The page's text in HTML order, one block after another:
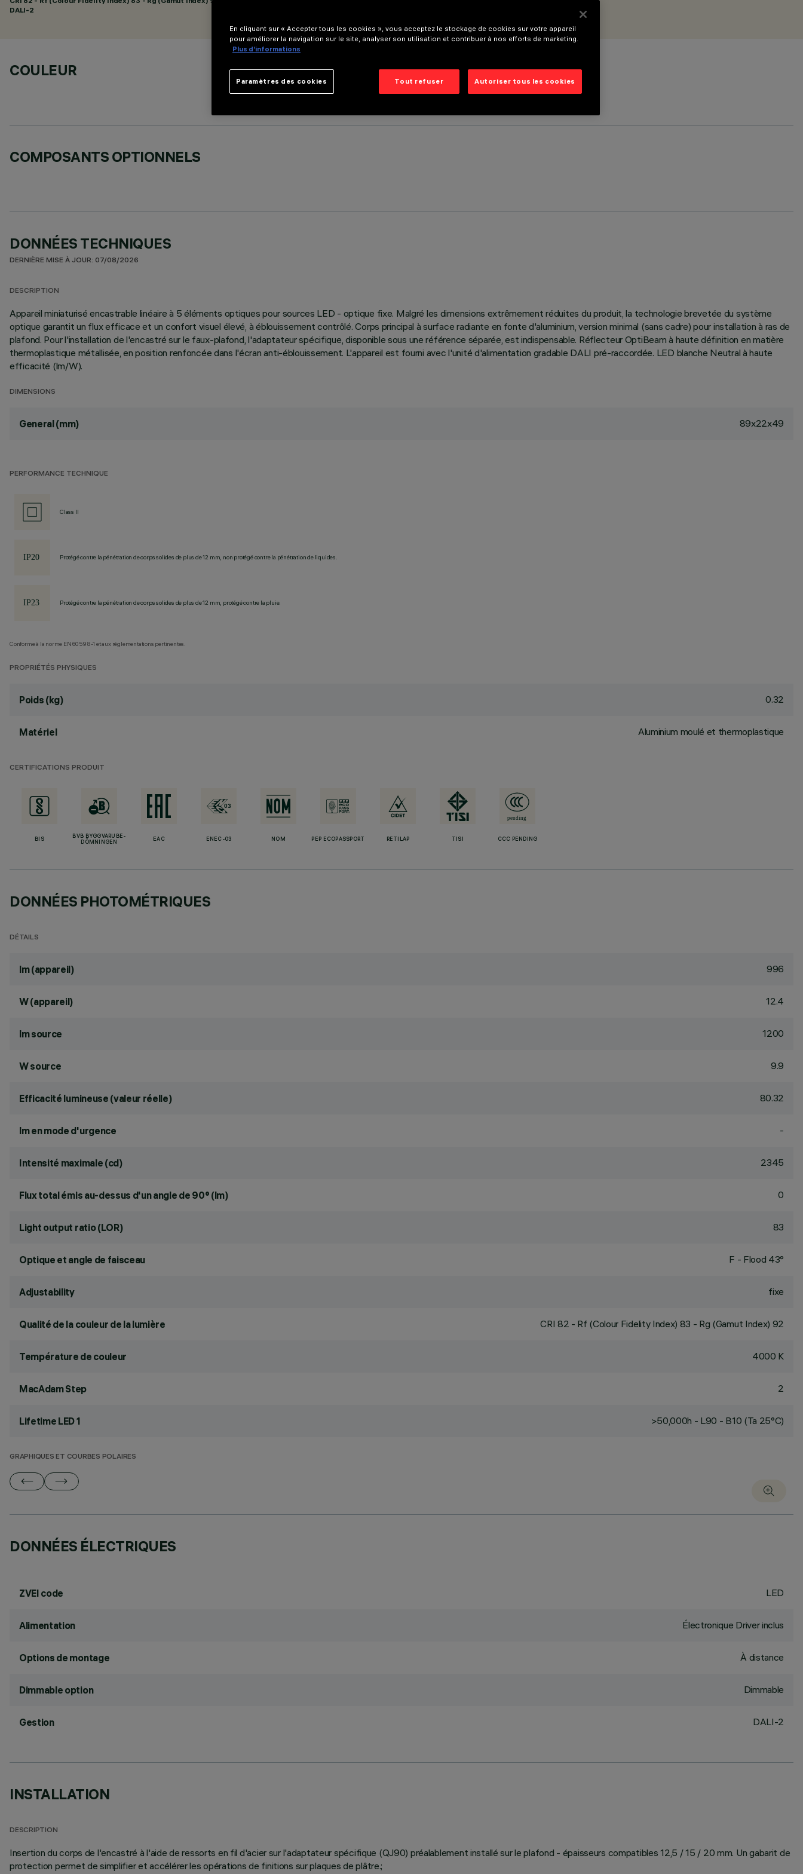
DALI-2
COULEUR
COMPOSANTS OPTIONNELS
DONNÉES TECHNIQUES
DERNIÈRE MISE À JOUR: 07/08/2026
DESCRIPTION
Appareil miniaturisé encastrable linéaire à 5 éléments optiques pour sources LED - optique fixe. Malgré les dimensions extrêmement réduites du produit, la technologie brevetée du système
optique garantit un flux efficace et un confort visuel élevé, à éblouissement contrôlé. Corps principal à surface radiante en fonte d'aluminium, version minimal (sans cadre) pour installation à ras de
plafond. Pour l'installation de l'encastré sur le faux-plafond, l'adaptateur spécifique, disponible sous une référence séparée, est indispensable. Réflecteur OptiBeam à haute définition en matière
thermoplastique métallisée, en position renfoncée dans l'écran anti-éblouissement. L'appareil est fourni avec l'unité d'alimentation gradable DALI pré-raccordée. LED blanche Neutral à haute
efficacité (lm/W).
DIMENSIONS
General (mm) 89x22x49
PERFORMANCE TECHNIQUE
Class II
Protégé contre la pénétration de corps solides de plus de 12 mm, non protégé contre la pénétration de liquides.
Protégé contre la pénétration de corps solides de plus de 12 mm, protégé contre la pluie.
Conforme à la norme EN60598-1 et aux réglementations pertinentes.
PROPRIÉTÉS PHYSIQUES
Poids (kg) 0.32
Matériel Aluminium moulé et thermoplastique
CERTIFICATIONS PRODUIT
BIS
BVB BYGGVARUBE-
DÖMNINGEN
EAC ENEC-03 NOM PEP ECOPASSPORT RETILAP TISI CCC PENDING
DONNÉES PHOTOMÉTRIQUES
DÉTAILS
lm (appareil) 996
W (appareil) 12.4
lm source 1200
W source 9.9
Efficacité lumineuse (valeur réelle) 80.32
lm en mode d'urgence -
Intensité maximale (cd) 2345
Flux total émis au-dessus d'un angle de 90° (lm) 0
Light output ratio (LOR) 83
Optique et angle de faisceau F - Flood 43°
Adjustability fixe
Qualité de la couleur de la lumière CRI 82 - Rf (Colour Fidelity Index) 83 - Rg (Gamut Index) 92
Température de couleur 4000 K
MacAdam Step 2
Lifetime LED 1 >50,000h - L90 - B10 (Ta 25°C)
GRAPHIQUES ET COURBES POLAIRES
DONNÉES ÉLECTRIQUES
ZVEI code LED
Alimentation Électronique Driver inclus
Options de montage À distance
Dimmable option Dimmable
Gestion DALI-2
INSTALLATION
DESCRIPTION
Insertion du corps de l'encastré à l'aide de ressorts en fil d'acier sur l'adaptateur spécifique (QJ90) préalablement installé sur le plafond - épaisseurs compatibles 12,5 / 15 / 20 mm. Un gabarit de
protection permet de simplifier et accélérer les opérations de finitions sur plaques de plâtre.;
En cliquant sur « Accepter tous les cookies », vous acceptez le stockage de cookies sur votre appareil
pour améliorer la navigation sur le site, analyser son utilisation et contribuer à nos efforts de marketing.
Plus d’informations
Tout refuser Autoriser tous les cookies
Paramètres des cookies